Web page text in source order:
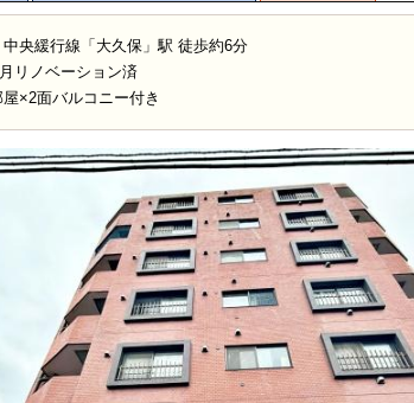
央緩行線「大久保」駅 徒歩約6分
リノベーション済
×2面バルコニー付き